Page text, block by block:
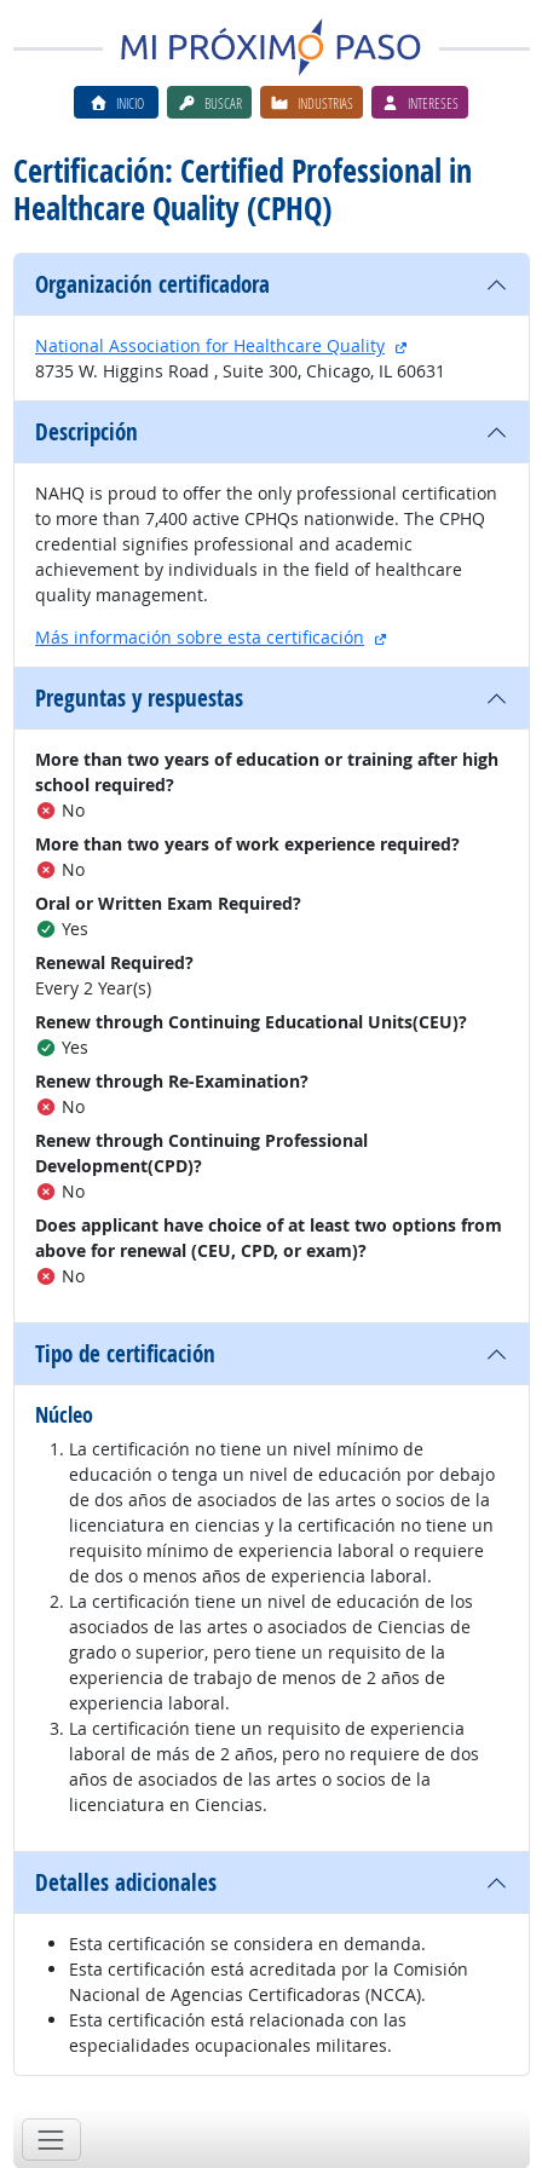
INICIO BUSCAR INDUSTRIAS INTERESES
Certificación: Certified Professional in
Healthcare Quality (CPHQ)
Organización certificadora
National Association for Healthcare Quality
sitio externo
8735 W. Higgins Road , Suite 300, Chicago, IL 60631
Descripción
NAHQ is proud to offer the only professional certification
to more than 7,400 active CPHQs nationwide. The CPHQ
credential signifies professional and academic
achievement by individuals in the field of healthcare
quality management.
Más información sobre esta certificación
sitio externo
Preguntas y respuestas
More than two years of education or training after high
school required?
No
More than two years of work experience required?
No
Oral or Written Exam Required?
Yes
Renewal Required?
Every 2 Year(s)
Renew through Continuing Educational Units(CEU)?
Yes
Renew through Re-Examination?
No
Renew through Continuing Professional
Development(CPD)?
No
Does applicant have choice of at least two options from
above for renewal (CEU, CPD, or exam)?
No
Tipo de certificación
Núcleo
La certificación no tiene un nivel mínimo de
educación o tenga un nivel de educación por debajo
de dos años de asociados de las artes o socios de la
licenciatura en ciencias y la certificación no tiene un
requisito mínimo de experiencia laboral o requiere
de dos o menos años de experiencia laboral.
La certificación tiene un nivel de educación de los
asociados de las artes o asociados de Ciencias de
grado o superior, pero tiene un requisito de la
experiencia de trabajo de menos de 2 años de
experiencia laboral.
La certificación tiene un requisito de experiencia
laboral de más de 2 años, pero no requiere de dos
años de asociados de las artes o socios de la
licenciatura en Ciencias.
Detalles adicionales
Esta certificación se considera en demanda.
Esta certificación está acreditada por la Comisión
Nacional de Agencias Certificadoras (NCCA).
Esta certificación está relacionada con las
especialidades ocupacionales militares.